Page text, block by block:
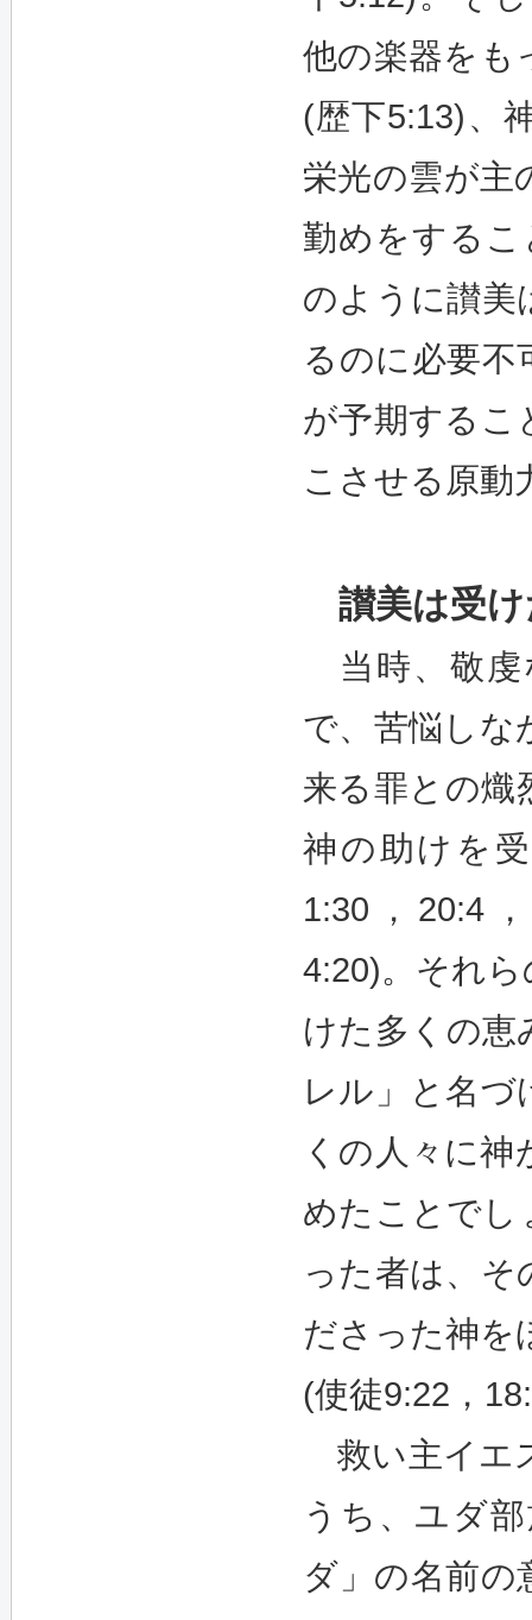
他の楽器をも
(歴下5:13)、
栄光の雲が主
勤めをする
のように讃美
るのに必要不
が予期するこ
こさせる原動
讃美は受
当時、敬虔
で、苦悩しな
来る罪との熾
神の助けを
1:30，20:4
4:20)。それ
けた多くの恵
レル」と名づ
くの人々に
めたことでし
った者は、そ
ださった神を
(使徒9:22，
救い主イエ
うち、ユダ
ダ」の名前の